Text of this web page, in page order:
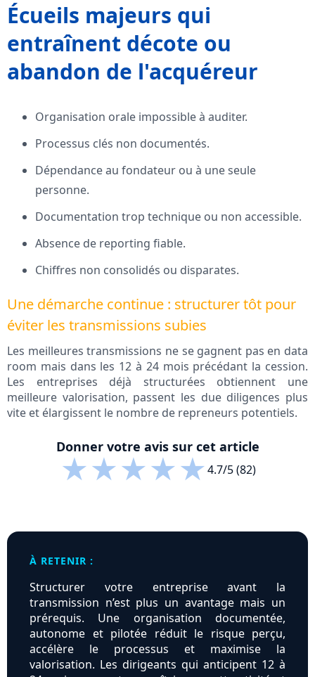
Écueils majeurs qui
entraînent décote ou
abandon de l'acquéreur
Organisation orale impossible à auditer.
Processus clés non documentés.
Dépendance au fondateur ou à une seule
personne.
Documentation trop technique ou non accessible.
Absence de reporting fiable.
Chiffres non consolidés ou disparates.
Une démarche continue : structurer tôt pour
éviter les transmissions subies
Les meilleures transmissions ne se gagnent pas en data
room mais dans les 12 à 24 mois précédant la cession.
Les entreprises déjà structurées obtiennent une
meilleure valorisation, passent les due diligences plus
vite et élargissent le nombre de repreneurs potentiels.
Donner votre avis sur cet article
★★★★★4.7/5 (82)
À RETENIR :
Structurer votre entreprise avant la
transmission n’est plus un avantage mais un
prérequis. Une organisation documentée,
autonome et pilotée réduit le risque perçu,
accélère le processus et maximise la
valorisation. Les dirigeants qui anticipent 12 à